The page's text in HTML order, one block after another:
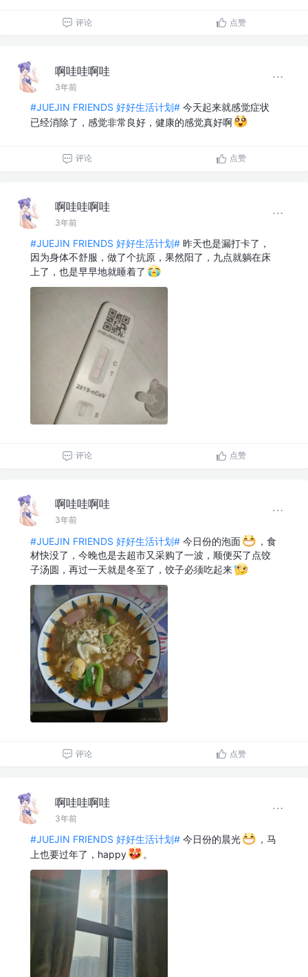
评论 点赞
啊哇哇啊哇
3年前
#JUEJIN FRIENDS 好好生活计划# 今天起来就感觉症状
已经消除了，感觉非常良好，健康的感觉真好啊
评论 点赞
啊哇哇啊哇
3年前
#JUEJIN FRIENDS 好好生活计划# 昨天也是漏打卡了，
因为身体不舒服，做了个抗原，果然阳了，九点就躺在床
上了，也是早早地就睡着了
评论 点赞
啊哇哇啊哇
3年前
#JUEJIN FRIENDS 好好生活计划# 今日份的泡面
，食
材快没了，今晚也是去超市又采购了一波，顺便买了点饺
子汤圆，再过一天就是冬至了，饺子必须吃起来
评论 点赞
啊哇哇啊哇
3年前
#JUEJIN FRIENDS 好好生活计划# 今日份的晨光
，马
上也要过年了，happy
。